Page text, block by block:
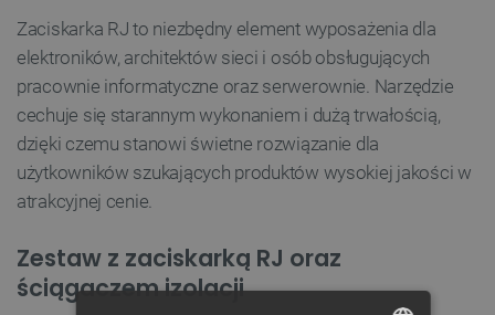
Zaciskarka RJ to niezbędny element wyposażenia dla
elektroników, architektów sieci i osób obsługujących
pracownie informatyczne oraz serwerownie. Narzędzie
cechuje się starannym wykonaniem i dużą trwałością,
dzięki czemu stanowi świetne rozwiązanie dla
użytkowników szukających produktów wysokiej jakości w
atrakcyjnej cenie.
Zestaw z zaciskarką RJ oraz
ściągaczem izolacji